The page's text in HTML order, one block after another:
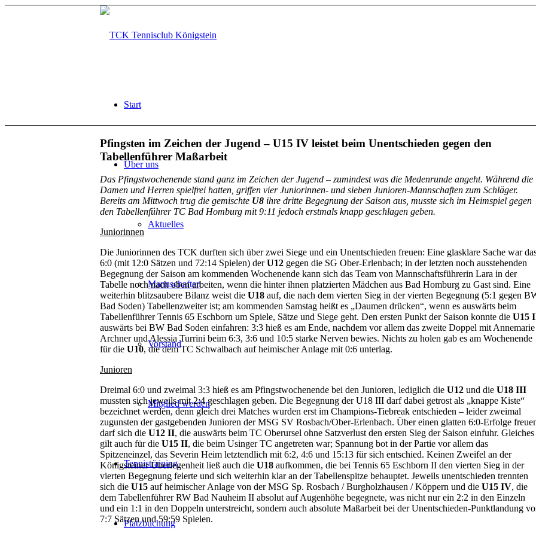
Start
Über uns
Aktuelles
Mannschaften
Vorstand
Mitglied werden
Tennistraining
Platzbuchung
Pfingsten im Zeichen der Jugend – U15 IV leistet beim Unentschieden gegen den
Tabellenführer Maßarbeit
Das Pfingstwochenende stand ganz im Zeichen der Jugend – zumindest was die Medenrunde angeht. Während die
Damen und Herren spielfrei hatten, griffen vier Juniorinnen- und sieben Junioren-Mannschaften zum Schläger.
Bereits am Mittwoch trug die gemischte U8 ihre dritte Begegnung der Saison aus, musste sich im Heimspiel gegen
den Tabellenführer TC Bad Homburg mit 9:11 jedoch erstmals knapp geschlagen geben.
Juniorinnen
Die Juniorinnen des TCK durften sich über zwei Siege und ein Unentschieden freuen: Eine glasklare Sache war
6:0 (mit 12:0 Sätzen und 72:14 Spielen) derU12 gegen die SG Ober-Erlenbach; in der letzten noch ausstehenden
Begegnung der Saison am kommenden Wochenende kann sich das Team von Mannschaftsführerin Lara in der
Tabelle noch nach oben arbeiten, wenn die hinter ihnen platzierten Mädchen aus Bad Homburg zu Gast sind. Eine
weiterhin blitzsaubere Bilanz weist die U18 auf, die nach dem vierten Sieg in der vierten Begegnung (5:1 gegen
Bad Soden) Tabellenzweiter ist; am kommenden Samstag heißt es „Daumen drücken“, wenn es auswärts beim
Tabellenführer Tennis 65 Eschborn um Spiele, Sätze und Siege geht. Den ersten Punkt der Saison konnte die U15
auswärts bei BW Bad Soden einfahren: 3:3 hieß es am Ende, nachdem vor allem das zweite Doppel mit Annemarie
Archner und Alessia Turrini beim 6:3, 3:6 und 10:5 starke Nerven bewies. Nichts zu holen gab es am Wochenende
für die U10, die dem TC Schwalbach auf heimischer Anlage mit 0:6 unterlag.
Junioren
Dreimal 6:0 und zweimal 3:3 hieß es am Pfingstwochenende bei den Junioren, lediglich die U12 und die U18 III
mussten sich jeweils mit 2:4 geschlagen geben. Die Begegnung der U18 III darf dabei getrost als „knappe Kiste“
bezeichnet werden, denn gleich drei Matches wurden erst im Champions-Tiebreak entschieden – leider zweimal
zugunsten der gastgebenden Junioren der MSG SV Rosbach/Ober-Erlenbach. Über einen glatten 6:0-Erfolge
darf sich die U12 II, die auswärts beim TC Oberursel ohne Satzverlust den ersten Sieg der Saison einfuhr. Gleiches
gilt auch für die U15 II, die beim Usinger TC angetreten war; Spannung bot in der Partie vor allem das
Spitzeneinzel, das Severin Heim letztendlich mit 6:2, 4:6 und 15:13 für sich entschied. Keinen Zweifel an der
Königsteiner Überlegenheit ließ auch die U18 aufkommen, die bei Tennis 65 Eschborn II den vierten Sieg in der
vierten Begegnung feierte und sich weiterhin klar an der Tabellenspitze behauptet. Jeweils unentschieden trennten
sich die U15 auf heimischer Anlage von der MSG Sp. Rosbach / Burgholzhausen / Köppern und die U15 IV, die
dem Tabellenführer RW Bad Nauheim II absolut auf Augenhöhe begegnete, was nicht nur ein 2:2 in den Einzeln
und ein 1:1 in den Doppeln unterstreicht, sondern auch absolute Maßarbeit bei der Unentschieden-Punktlandung
7:7 Sätzen und 59:59 Spielen.